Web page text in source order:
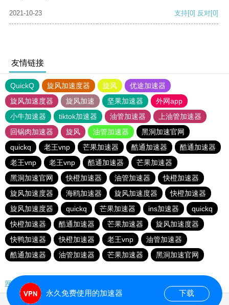
2021-10-23 支持[0] 反对[0]
友情链接
QuickQ 旋风加速度器 旋风
优途加速器
旋风加速度器
旋风加速 坚果加速器
外网app
小牛加速器
tiktok加速器 油管加速器
上油管加速器
回锅肉加速器
旋风 油管加速器
黑洞加速官网
quickq
老王vnp 芒果加速器 酷通加速器
酷通加速器
老王vnp
老王vnp 酷通加速器
芒果加速器
黑洞加速官网
快橙加速器 油管加速器
快橙加速器
旋风加速度器
海鸥加速器 旋风加速度器
快橙加速器
旋风加速度器
quickq 芒果加速器 ins加速器
quickq
快橙加速器
酷通加速器 芒果加速器
旋风加速度器
快鸭加速器
快橙加速器 老王vnp
油管加速器
酷通加速器
油管加速器 芒果加速器 黑洞加速官网
网站地图
永久免费使用的加速器 下载